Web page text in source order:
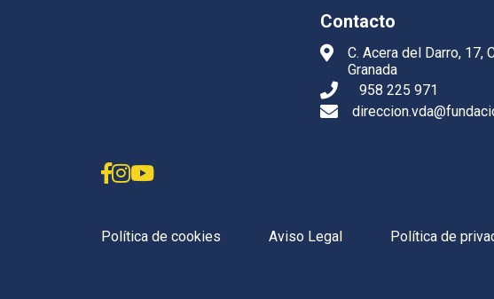
Contacto
C. Acera del Darro, 17,
Granada
958 225 971
Política de cookies Aviso Legal Política de